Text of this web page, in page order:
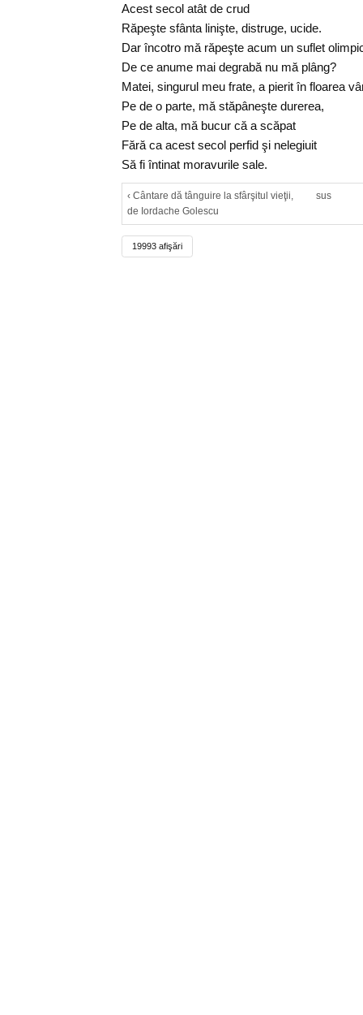
Acest secol atât de crud
Răpeşte sfânta linişte, distruge, ucide.
Dar încotro mă răpeşte acum un suflet
De ce anume mai degrabă nu mă plâng?
Matei, singurul meu frate, a pierit în floarea
Pe de o parte, mă stăpâneşte durerea,
Pe de alta, mă bucur că a scăpat
Fără ca acest secol perfid şi nelegiuit
Să fi întinat moravurile sale.
‹ Cântare dă tânguire la sfârşitul vieţii,
de Iordache Golescu
sus
19993 afişări